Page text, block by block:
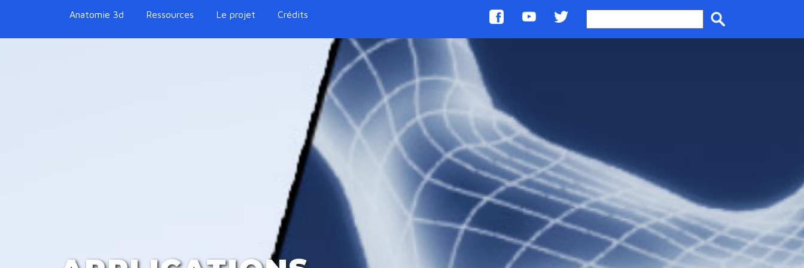
Anatomie 3d Ressources Le projet Crédits